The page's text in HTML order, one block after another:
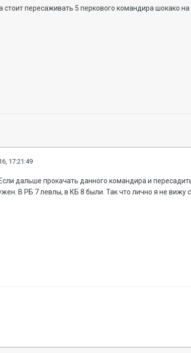
стоит пересаживать 5 перкового командира шокако
17:21:49
дальше прокачать данного командира и
В РБ 7 левлы, в КБ 8 были. Так что лично я не вижу